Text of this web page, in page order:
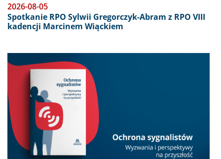
2026-08-05
Spotkanie RPO Sylwii Gregorczyk-Abram z RPO VIII
kadencji Marcinem Wiąckiem
Obraz